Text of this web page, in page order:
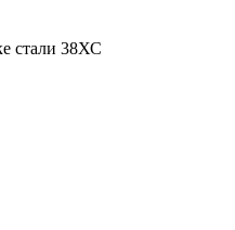
стали 38ХС